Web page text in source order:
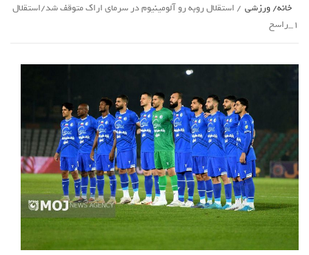
خانه ورزشی
استقلال روبه رو آلومینیوم در سرمای اراک متوقف شد/استقلال
1_راسخ